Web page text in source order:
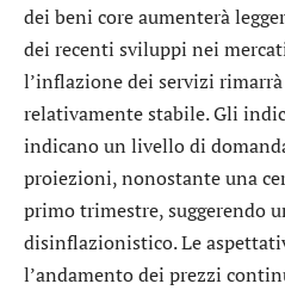
dei beni core aumenterà
dei recenti sviluppi nei
l’inflazione dei servizi
relativamente stabile. Gli
indicano un livello di
proiezioni, nonostante una
primo trimestre, suggerendo
disinflazionistico. Le
l’andamento dei prezzi